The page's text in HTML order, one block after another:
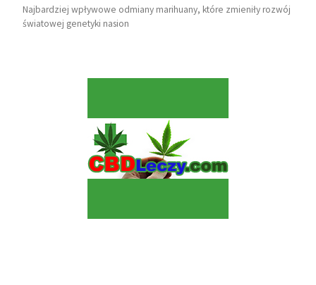
Najbardziej wpływowe odmiany marihuany, które zmieniły rozwój
światowej genetyki nasion